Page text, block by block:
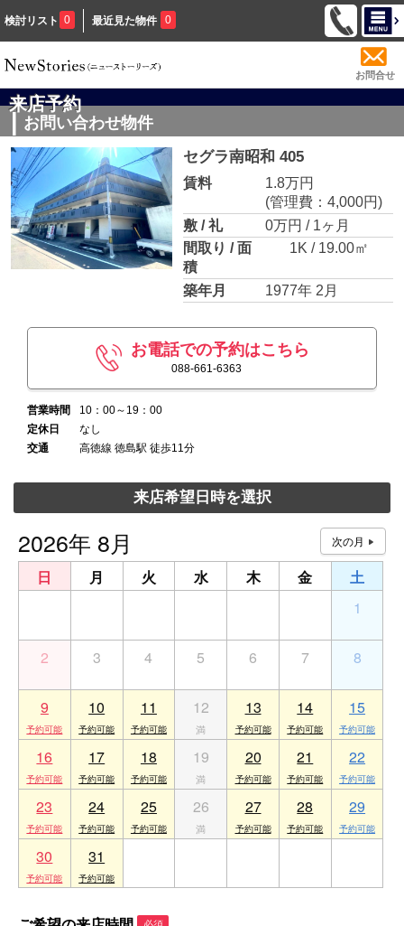
検討リスト 0 最近見た物件 0
お問合せ
来店予約
お問い合わせ物件
セグラ南昭和 405
賃料
1.8万円
(管理費：4,000円)
敷 / 礼
0万円 / 1ヶ月
間取り / 面
積
1K / 19.00㎡
築年月 1977年 2月
お電話での予約はこちら
088-661-6363
営業時間
10：00～19：00
定休日
なし
交通
高徳線 徳島駅 徒歩11分
来店希望日時を選択
2026年 8月
日 月 火 水 木 金
土
1
2 3 4 5 6 7 8
9 10 11 12 13 14 15
16 17 18 19 20 21 22
23 24 25 26 27 28 29
30 31